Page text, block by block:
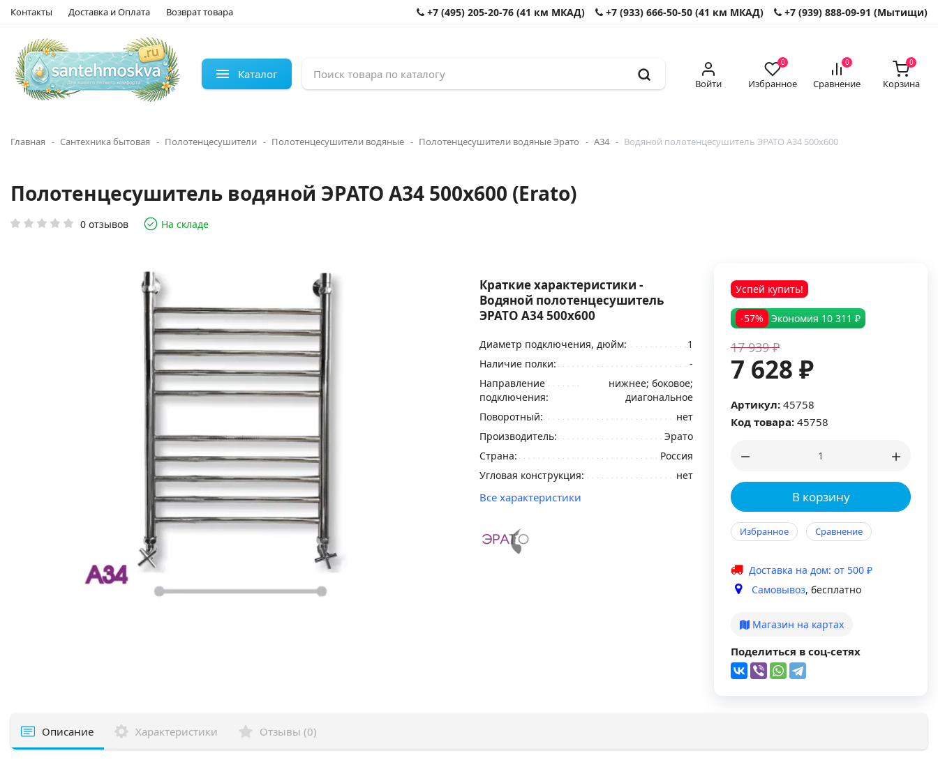
Контакты Доставка и Оплата Возврат товара +7 (495) 205-20-76 (41 км МКАД) +7 (933) 666-50-50 (41 км МКАД) +7 (939) 888-09-91 (Мытищи)
Каталог
Войти
0
Избранное
0
Сравнение
0
Корзина
Главная Сантехника бытовая Полотенцесушители Полотенцесушители водяные Полотенцесушители водяные Эрато А34 Водяной полотенцесушитель ЭРАТО А34 500x600
Полотенцесушитель водяной ЭРАТО А34 500x600 (Erato)
0 отзывов На складе
Успей купить!
-57% Экономия 10 311 ₽
17 939 ₽
7 628 ₽
Артикул: 45758
Код товара: 45758
В корзину
Избранное Сравнение
Доставка на дом: от 500 ₽
Самовывоз, бесплатно
Магазин на картах
Поделиться в соц-сетях
Краткие характеристики -
Водяной полотенцесушитель
ЭРАТО А34 500x600
Диаметр подключения, дюйм:
1
Наличие полки:
-
Направление
подключения:
нижнее; боковое;
диагональное
Поворотный:
нет
Производитель:
Эрато
Страна:
Россия
Угловая конструкция:
нет
Все характеристики
Описание Характеристики Отзывы (0)